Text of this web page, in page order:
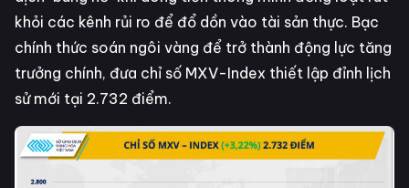
khỏi các kênh rủi ro để đổ dồn vào tài sản thực. Bạc
chính thức soán ngôi vàng để trở thành động lực tăng
trưởng chính, đưa chỉ số MXV-Index thiết lập đỉnh lịch
sử mới tại 2.732 điểm.